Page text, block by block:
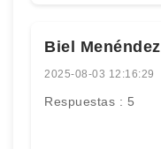
Biel Menéndez
2025-08-03 12:16:29
Respuestas : 5